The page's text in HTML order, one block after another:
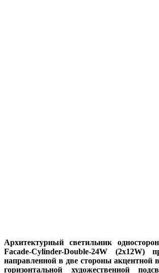
Архитектурный светильник
Facade-Cylinder-Double-24W (2x12W)
направленной в две стороны акцентной
горизонтальной художественной